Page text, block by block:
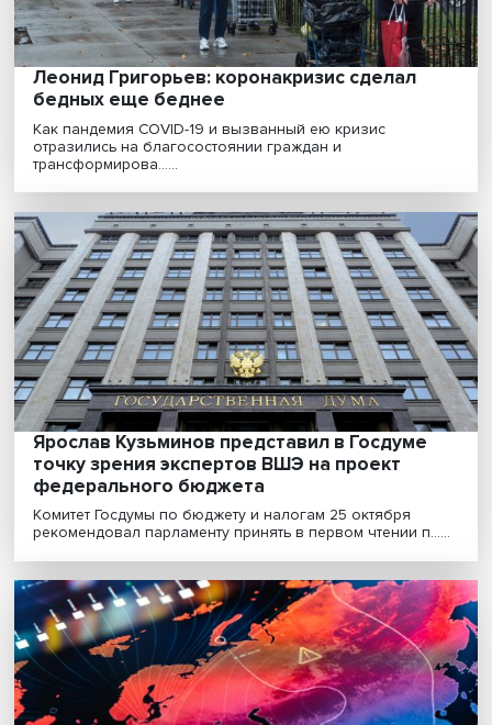
«Популяризация науки – очень тяжелое
дело»
Одним из победителей Конкурса лучших
научных и научно-популярных работ сотрудников ......
Леонид Григорьев: коронакризис сделал
бедных еще беднее
Как пандемия COVID-19 и вызванный ею кризис
отразились на благосостоянии граждан и
трансформирова......